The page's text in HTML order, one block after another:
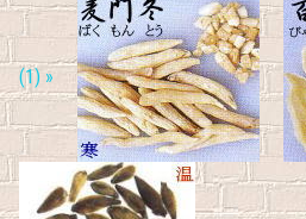
(1) »